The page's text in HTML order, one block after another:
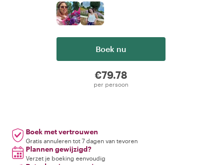
Boek nu
€79.78
per persoon
Boek met vertrouwen
Gratis annuleren tot 7 dagen van tevoren
Plannen gewijzigd?
Verzet je boeking eenvoudig